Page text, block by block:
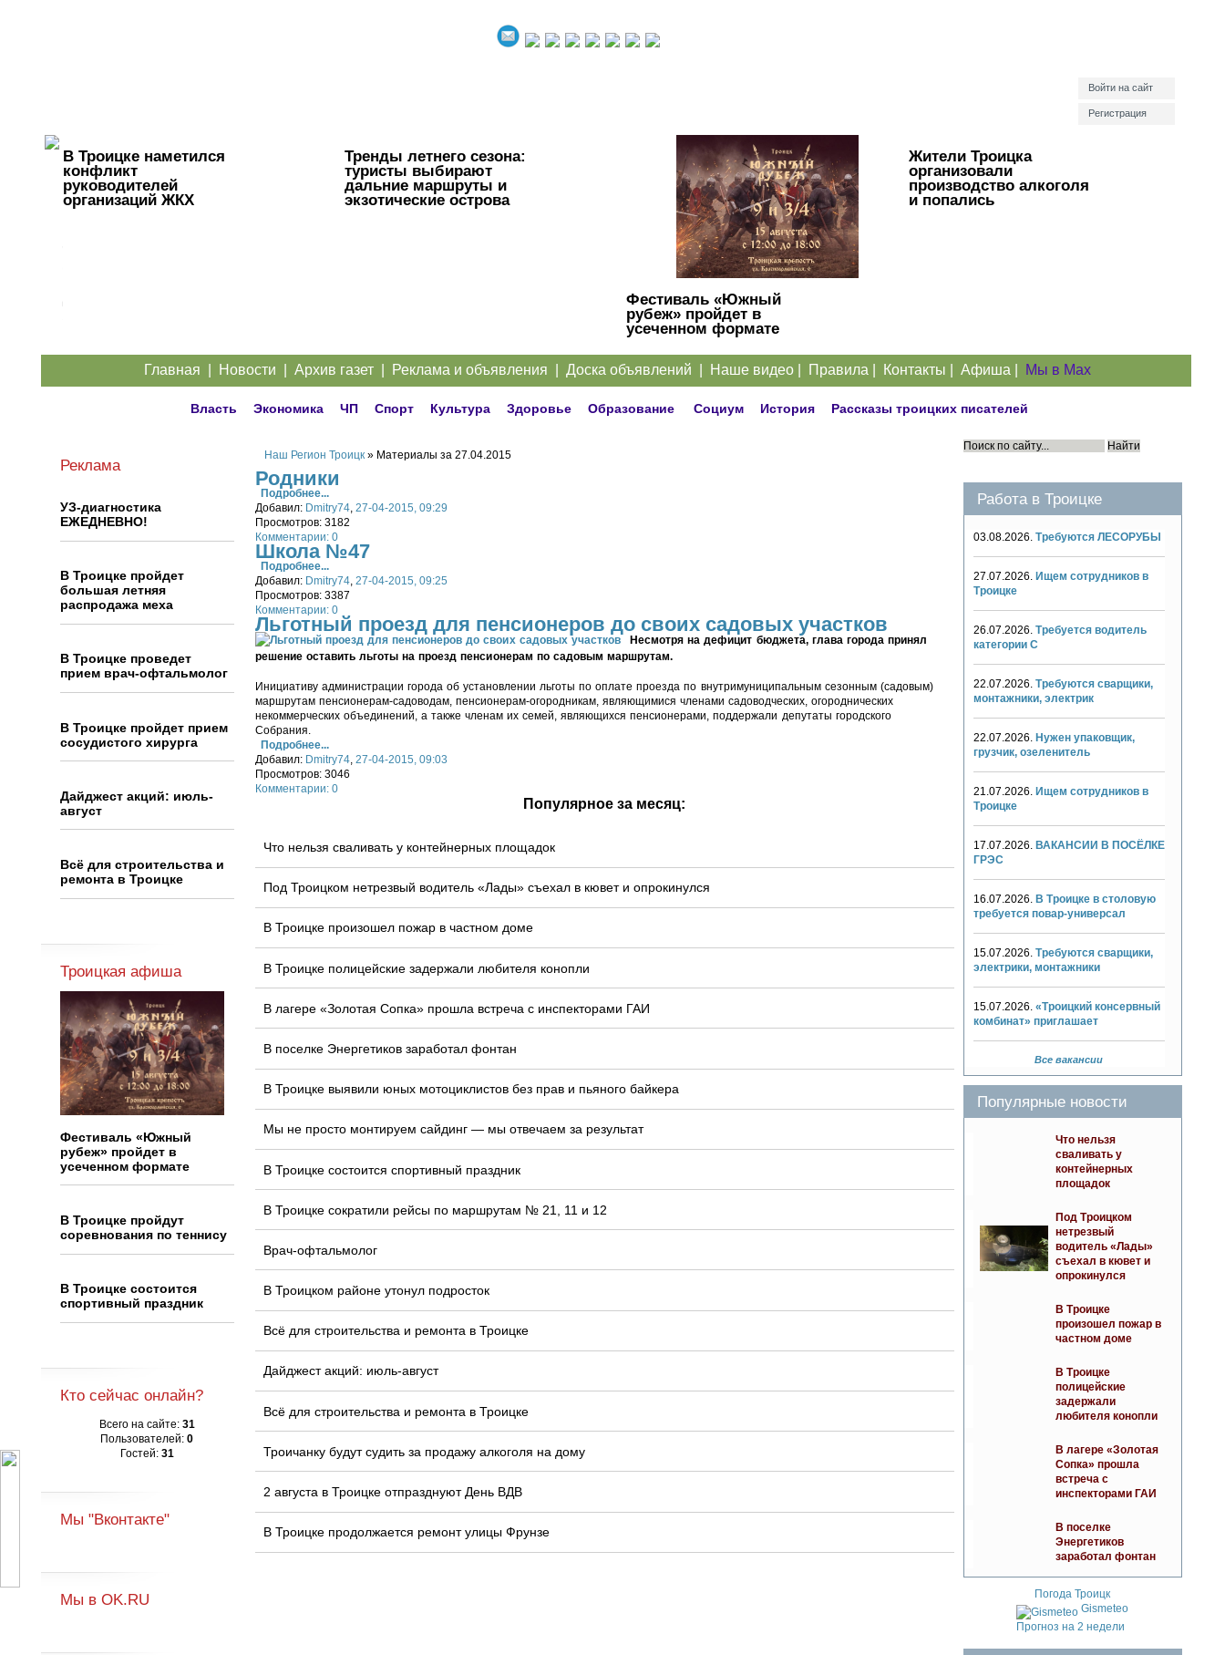
Войти на сайт
Регистрация
В Троицке наметился
конфликт
руководителей
организаций ЖКХ
Тренды летнего сезона:
туристы выбирают
дальние маршруты и
экзотические острова
Фестиваль «Южный
рубеж» пройдет в
усеченном формате
Жители Троицка
организовали
производство алкоголя
и попались
Главная Новости Архив газет| Реклама и объявления Доска объявлений Наше видео| Правила Контакты Афиша Мы в Max
Власть Экономика ЧП Спорт Культура Здоровье Образование Социум История Рассказы троицких писателей
Наш Регион Троицк» Материалы за 27.04.2015
Родники
Подробнее...
Добавил: Dmitry74, 27-04-2015, 09:29
Просмотров: 3182
Комментарии: 0
Школа №47
Подробнее...
Добавил: Dmitry74, 27-04-2015, 09:25
Просмотров: 3387
Комментарии: 0
Льготный проезд для пенсионеров до своих садовых участков
Несмотря на дефицит бюджета, глава города принял
решение оставить льготы на проезд пенсионерам по садовым маршрутам.
Инициативу администрации города об установлении льготы по оплате проезда по внутримуниципальным сезонным (садовым)
маршрутам пенсионерам-садоводам, пенсионерам-огородникам, являющимися членами садоводческих, огороднических
некоммерческих объединений, а также членам их семей, являющихся пенсионерами, поддержали депутаты городского
Собрания.
Подробнее...
Добавил: Dmitry74, 27-04-2015, 09:03
Просмотров: 3046
Комментарии: 0
Популярное за месяц:
Что нельзя сваливать у контейнерных площадок
Под Троицком нетрезвый водитель «Лады» съехал в кювет и опрокинулся
В Троицке произошел пожар в частном доме
В Троицке полицейские задержали любителя конопли
В лагере «Золотая Сопка» прошла встреча с инспекторами ГАИ
В поселке Энергетиков заработал фонтан
В Троицке выявили юных мотоциклистов без прав и пьяного байкера
Мы не просто монтируем сайдинг — мы отвечаем за результат
В Троицке состоится спортивный праздник
В Троицке сократили рейсы по маршрутам № 21, 11 и 12
Врач-офтальмолог
В Троицком районе утонул подросток
Всё для строительства и ремонта в Троицке
Дайджест акций: июль-август
Всё для строительства и ремонта в Троицке
Троичанку будут судить за продажу алкоголя на дому
2 августа в Троицке отпразднуют День ВДВ
В Троицке продолжается ремонт улицы Фрунзе
Работа в Троицке
03.08.2026. Требуются ЛЕСОРУБЫ
27.07.2026. Ищем сотрудников в
Троицке
26.07.2026. Требуется водитель
категории С
22.07.2026. Требуются сварщики,
монтажники, электрик
22.07.2026. Нужен упаковщик,
грузчик, озеленитель
21.07.2026. Ищем сотрудников в
Троицке
17.07.2026. ВАКАНСИИ В ПОСЁЛКЕ
ГРЭС
16.07.2026. В Троицке в столовую
требуется повар-универсал
15.07.2026. Требуются сварщики,
электрики, монтажники
15.07.2026. «Троицкий консервный
комбинат» приглашает
Все вакансии
Популярные новости
Что нельзя
сваливать у
контейнерных
площадок
Под Троицком
нетрезвый
водитель «Лады»
съехал в кювет и
опрокинулся
В Троицке
произошел пожар в
частном доме
В Троицке
полицейские
задержали
любителя конопли
В лагере «Золотая
Сопка» прошла
встреча с
инспекторами ГАИ
В поселке
Энергетиков
заработал фонтан
Погода Троицк
Gismeteo
Прогноз на 2 недели
Реклама
УЗ-диагностика
ЕЖЕДНЕВНО!
В Троицке пройдет
большая летняя
распродажа меха
В Троицке проведет
прием врач-офтальмолог
В Троицке пройдет прием
сосудистого хирурга
Дайджест акций: июль-
август
Всё для строительства и
ремонта в Троицке
Троицкая афиша
Фестиваль «Южный
рубеж» пройдет в
усеченном формате
В Троицке пройдут
соревнования по теннису
В Троицке состоится
спортивный праздник
Кто сейчас онлайн?
Всего на сайте: 31
Пользователей: 0
Гостей: 31
Мы "Вконтакте"
Мы в OK.RU